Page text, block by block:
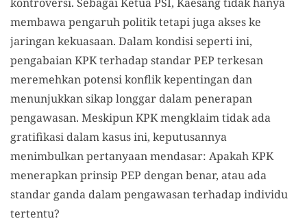
membawa pengaruh politik tetapi juga akses ke
jaringan kekuasaan. Dalam kondisi seperti ini,
pengabaian KPK terhadap standar PEP terkesan
meremehkan potensi konflik kepentingan dan
menunjukkan sikap longgar dalam penerapan
pengawasan. Meskipun KPK mengklaim tidak ada
gratifikasi dalam kasus ini, keputusannya
menimbulkan pertanyaan mendasar: Apakah KPK
menerapkan prinsip PEP dengan benar, atau ada
standar ganda dalam pengawasan terhadap individu
tertentu?